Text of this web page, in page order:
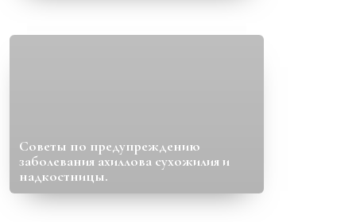
Советы по предупреждению
заболевания ахиллова сухожилия и
надкостницы.